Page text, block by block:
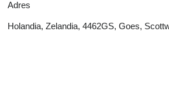
Adres
Holandia, Zelandia, 4462GS, Goes,